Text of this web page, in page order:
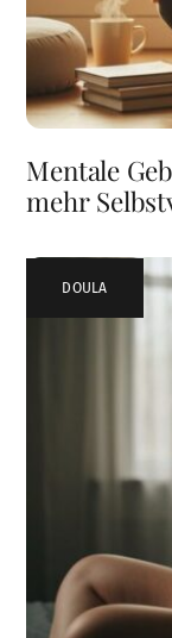
Mentale
mehr
DOULA